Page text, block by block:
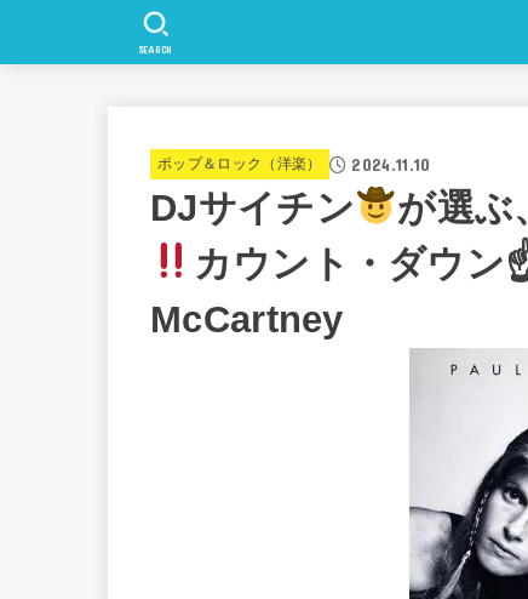
SEARCH
ポップ＆ロック（洋楽） 2024.11.10
DJサイチン が選ぶ
カウント・ダウン
McCartney